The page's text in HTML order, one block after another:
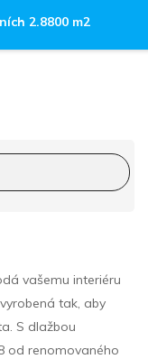
2.8800 m2
vašemu interiéru
tak, aby
S dlažbou
od renomovaného